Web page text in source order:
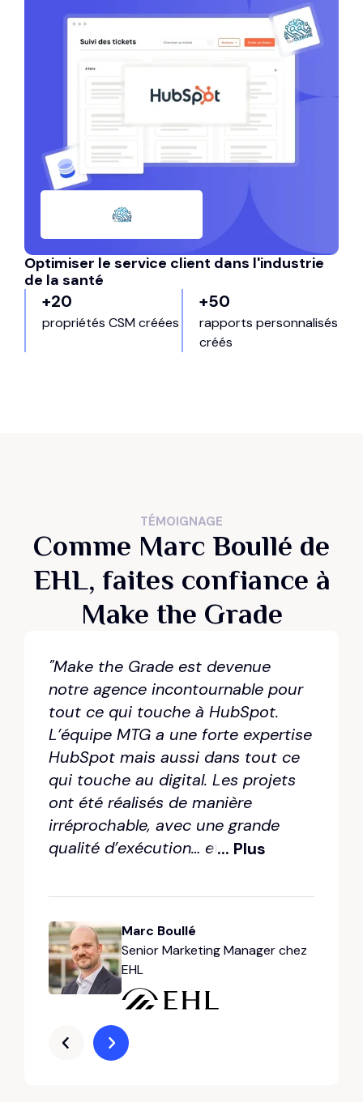
Optimiser le service client dans l'industrie
de la santé
+20
propriétés CSM créées
+50
rapports personnalisés
créés
TÉMOIGNAGE
Comme Marc Boullé de
EHL, faites confiance à
Make the Grade
"Make the Grade est devenue
notre agence incontournable pour
tout ce qui touche à HubSpot.
L’équipe MTG a une forte expertise
HubSpot mais aussi dans tout ce
qui touche au digital. Les projets
ont été réalisés de manière
irréprochable, avec une grande
qualité d’exécution… et le tout
qualité rigoureux dans les
budget - ce qui est extrêmement
rare !"
... Plus
Marc Boullé
Senior Marketing Manager chez
EHL
Ambroise Payelleville
Directeur Commercial chez
Retreeb
Eugenie Sassone
Responsable CRM et Marketing
chez Mata Capital
Julie Croyal
Chef de projet Marketing et
Web chez Beetween
Sylvain Cadiot
Lead & Marketing Manager chez
Jalios